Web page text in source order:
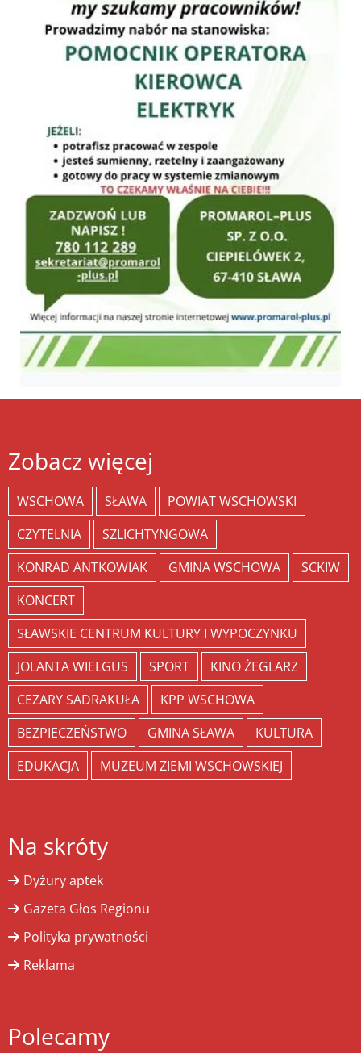
Zobacz więcej
WSCHOWA SŁAWA
POWIAT WSCHOWSKI
CZYTELNIA
SZLICHTYNGOWA
KONRAD ANTKOWIAK
GMINA WSCHOWA
SCKIW
KONCERT
SŁAWSKIE CENTRUM KULTURY I WYPOCZYNKU
JOLANTA WIELGUS
SPORT
KINO ŻEGLARZ
CEZARY SADRAKUŁA
KPP WSCHOWA
BEZPIECZEŃSTWO
GMINA SŁAWA
KULTURA
EDUKACJA
MUZEUM ZIEMI WSCHOWSKIEJ
Na skróty
Dyżury aptek
Gazeta Głos Regionu
Polityka prywatności
Reklama
Polecamy